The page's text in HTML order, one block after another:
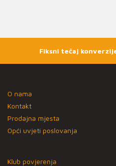
Fiksni tečaj
O nama
Kontakt
Prodajna mjesta
Opći uvjeti poslovanja
Klub povjerenja